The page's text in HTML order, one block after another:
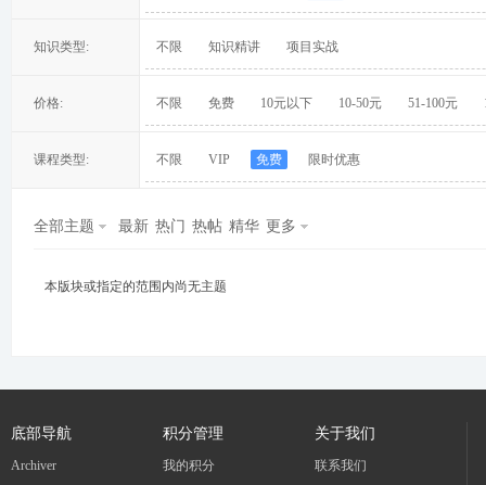
知识类型: 不限 知识精讲 项目实战
价格: 不限 免费 10元以下 10-50元 51-100元
课程类型: 不限 VIP 免费 限时优惠
全部主题 最新 热门 热帖 精华 更多
本版块或指定的范围内尚无主题
底部导航
Archiver
积分管理
我的积分
关于我们
联系我们